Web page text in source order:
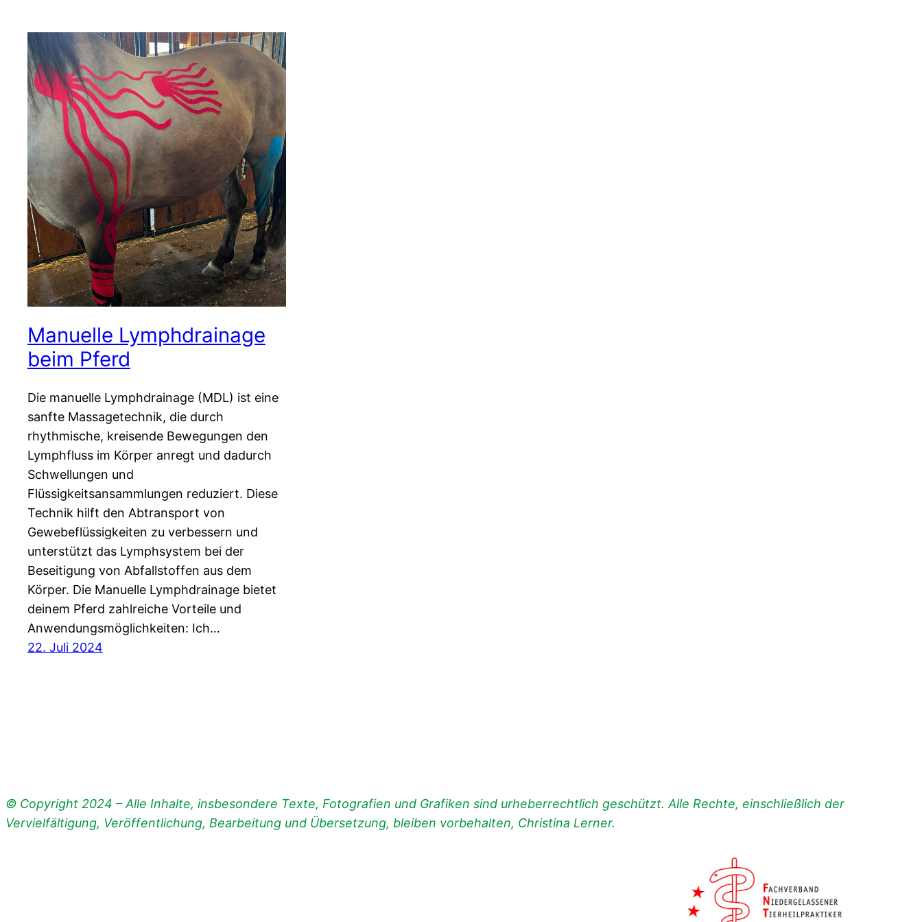
Manuelle Lymphdrainage
beim Pferd
Die manuelle Lymphdrainage (MDL) ist eine
sanfte Massagetechnik, die durch
rhythmische, kreisende Bewegungen den
Lymphfluss im Körper anregt und dadurch
Schwellungen und
Flüssigkeitsansammlungen reduziert. Diese
Technik hilft den Abtransport von
Gewebeflüssigkeiten zu verbessern und
unterstützt das Lymphsystem bei der
Beseitigung von Abfallstoffen aus dem
Körper. Die Manuelle Lymphdrainage bietet
deinem Pferd zahlreiche Vorteile und
Anwendungsmöglichkeiten: Ich…
22. Juli 2024
© Copyright 2024 – Alle Inhalte, insbesondere Texte, Fotografien und Grafiken sind urheberrechtlich geschützt. Alle Rechte, einschließlich der
Vervielfältigung, Veröffentlichung, Bearbeitung und Übersetzung, bleiben vorbehalten, Christina Lerner.